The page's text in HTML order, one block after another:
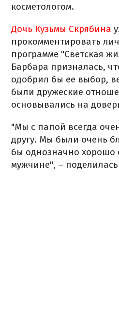
косметологом.
Дочь Кузьмы Скрябина
прокомментировать
программе "Светская
Барбара призналась,
одобрил бы ее выбор,
были дружеские
основывались на
"Мы с папой всегда
другу. Мы были очень
бы однозначно хорошо
мужчине", –